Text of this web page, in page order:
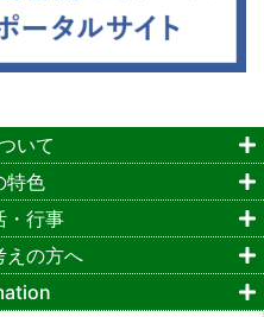
いて
特色
・行事
えの方へ